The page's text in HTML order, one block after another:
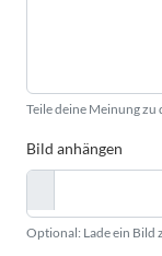
Teile deine Meinung zu
Bild anhängen
Optional: Lade ein Bild